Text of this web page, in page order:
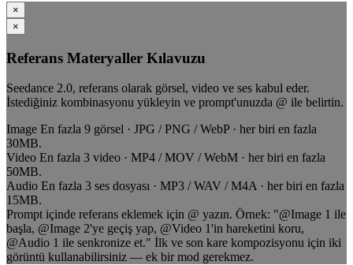
×
×
Referans Materyaller Kılavuzu
Seedance 2.0, referans olarak görsel, video ve ses kabul eder.
İstediğiniz kombinasyonu yükleyin ve prompt'unuzda @ ile belirtin.
Image En fazla 9 görsel · JPG / PNG / WebP · her biri en fazla
30MB.
Video En fazla 3 video · MP4 / MOV / WebM · her biri en fazla
50MB.
Audio En fazla 3 ses dosyası · MP3 / WAV / M4A · her biri en fazla
15MB.
Prompt içinde referans eklemek için @ yazın. Örnek: "@Image 1 ile
başla, @Image 2'ye geçiş yap, @Video 1'in hareketini koru,
@Audio 1 ile senkronize et." İlk ve son kare kompozisyonu için iki
görüntü kullanabilirsiniz — ek bir mod gerekmez.